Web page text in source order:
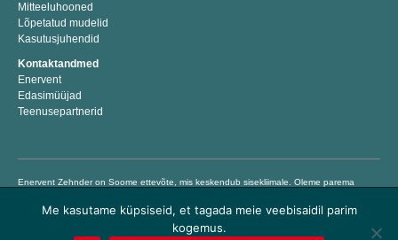
Mitteeluhooned
Lõpetatud mudelid
Kasutusjuhendid
Kontaktandmed
Enervent
Edasimüüjad
Teenusepartnerid
Enervent Zehnder on Soome ettevõte, mis keskendub sisekliimale. Oleme parema
1983. Meie eesmärk on aidata inimestel elada ja töötada tervislikus ja mugavas
sisekliimas, pakkudes lihtsalt kasutatavaid kvaliteetseid ventilatsiooniseadmeid,
millega hoiate kokku energiakulusid ja säästate raha. © Enervent 2018
Me kasutame küpsiseid, et tagada meie veebisaidil parim
kogemus.